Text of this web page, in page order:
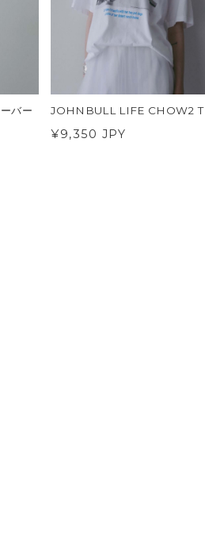
バー JOHNBULL LIFE CHOW2 T
¥9,350 JPY